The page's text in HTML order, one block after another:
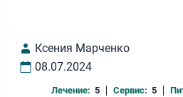
получить удовольствие от
Ксения Марченко
08.07.2024
Лечение: 5 Сервис: 5